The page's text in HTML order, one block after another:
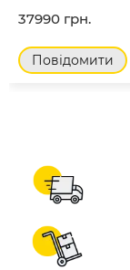
37990 грн.
Повідомити